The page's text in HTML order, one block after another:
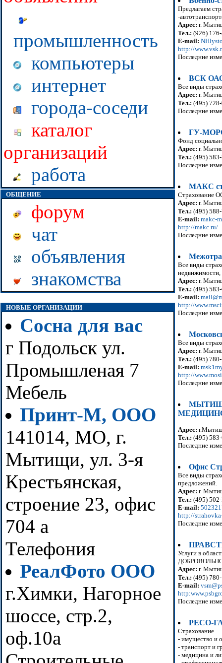
промышленность
компьютеры
интернет
города-соседи
каталог
организаций
работа
ОБЩЕНИЕ
форум
чат
объявления
знакомства
НОВЫЕ ОРГАНИЗАЦИИ
Сосна для вас
г Подольск ул.
Промышленая 7
Мебель
Принт-М, ООО
141014, МО, г.
Мытищи, ул. 3-я
Крестьянская,
строение 23, офис
704 а
Телефония
РеалФото ООО
г.Химки, Нагорное
шоссе, стр.2,
оф.10а
Предлагаем
-
Адрес: г.
Тел.: (926)
E-mail:
http://
Последние
ВСК
Все виды
Адрес: г.
Тел.: (495)
Последние
ГУ-
Фонд
Адрес: г.
Тел.: (495)
Последние
МАКС
Страхование
Адрес: г.
Тел.: (495)
E-mail: makc-
http://makc.ru/
Последние
Все виды
недвижимости,
Адрес: г.
Тел.: (495)
E-mail:
http://
Последние
Все виды
Адрес: г.
Тел.: (495)
E-mail:
http://
Последние
Адрес:
Тел.: (495)
Последние
Офис
Все виды
предложений.
Адрес: г.
Тел.: (495)
E-mail:
http://
Последние
Услуги в
Адрес: г.
Тел.: (495)
E-mail:
Последние
РЕСО-
Страхование
- имущество и
- транспорт и
- медицина и